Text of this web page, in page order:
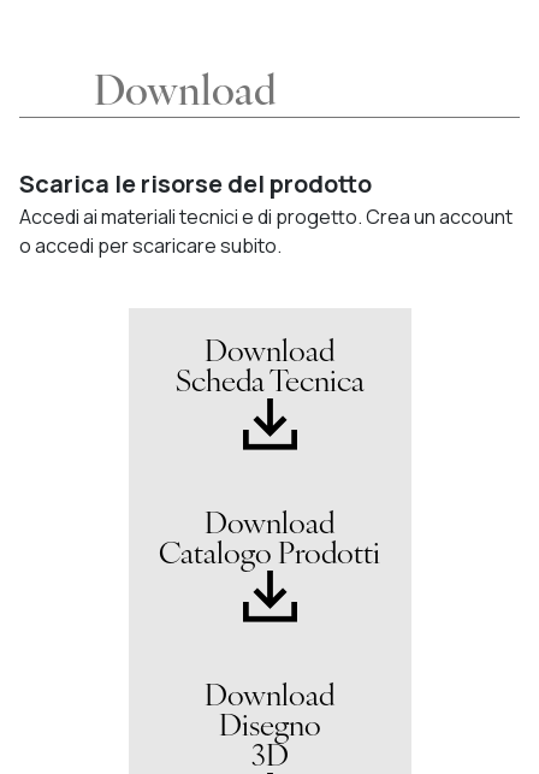
Download
Scarica le risorse del prodotto
Accedi ai materiali tecnici e di progetto. Crea un account
o accedi per scaricare subito.
Download
Scheda Tecnica
Download
Catalogo Prodotti
Download
Disegno
3D